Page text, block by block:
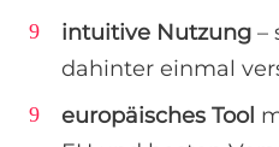
intuitive Nutzung –
dahinter einmal
europäisches Tool